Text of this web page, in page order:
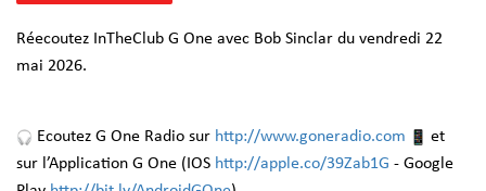
Réecoutez InTheClub G One avec Bob Sinclar du vendredi 22
mai 2026.
Ecoutez G One Radio sur http://www.goneradio.com
et
sur l’Application G One (IOS http://apple.co/39Zab1G - Google